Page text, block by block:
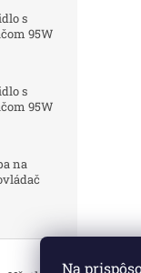
Na
s
95W
s
95W
na